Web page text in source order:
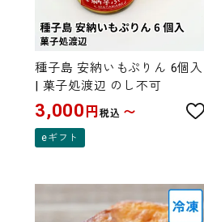
種子島 安納いもぷりん 6個入
| 菓子処渡辺 のし不可
3,000 円 税込 〜
eギフト